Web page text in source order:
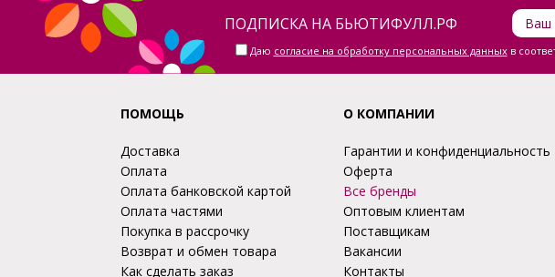
ПОДПИСКА НА БЬЮТИФУЛЛ.РФ
Даю согласие на обработку персональных данныхв
ПОМОЩЬ
Доставка
Оплата
Оплата банковской картой
Оплата частями
Покупка в рассрочку
Возврат и обмен товара
Как сделать заказ
О КОМПАНИИ
Гарантии и конфиденциальность
Оферта
Все бренды
Оптовым клиентам
Поставщикам
Вакансии
Контакты